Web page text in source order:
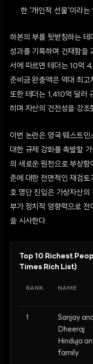
한 '개인적 선물'이라는
하본의 부를 뒷받침하는
성과를 기록하며 건재함
서에 따르면 테더는 10억
준비금 완충액은 역대 최
또한 테더는 1,410억 달러
히며 자산의 건전성을 강조
이번 논란은 영국 웨스트민
대한 규제 강화를 촉발할
의 새로운 원천으로 부상함
준에 대한 전면적인 재검토
호 명단 진입은 가상자산의
부가 정치적 영향력으로
을 시사한다.
Top 10 Richest
Times Rich List)
RANK NAME
1
Sanjay
Dheeraj
Hinduja
family